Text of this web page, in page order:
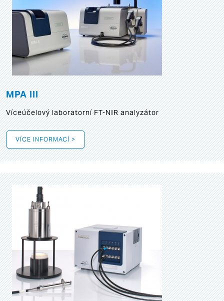
MPA III
Víceúčelový laboratorní FT-NIR analyzátor
VÍCE INFORMACÍ >